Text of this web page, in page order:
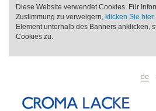
Diese Website verwendet Cookies. Für
Zustimmung zu verweigern, klicken Sie hier
Element unterhalb des Banners anklicken,
Cookies zu.
de